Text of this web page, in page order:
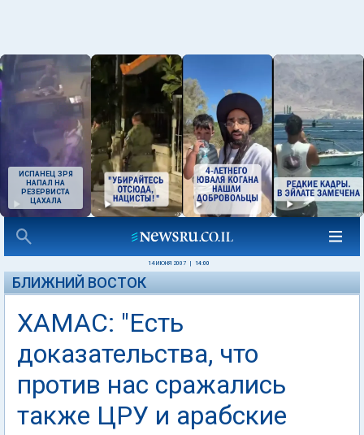
ИСПАНЕЦ ЗРЯ
НАПАЛ НА
РЕЗЕРВИСТА
ЦАХАЛА
14 ИЮНЯ 2007 14:00
БЛИЖНИЙ ВОСТОК
ХАМАС: "Есть
доказательства, что
против нас сражались
также ЦРУ и арабские